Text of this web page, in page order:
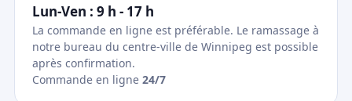
Lun-Ven : 9 h - 17 h
La commande en ligne est préférable. Le ramassage à
notre bureau du centre-ville de Winnipeg est possible
après confirmation.
Commande en ligne 24/7